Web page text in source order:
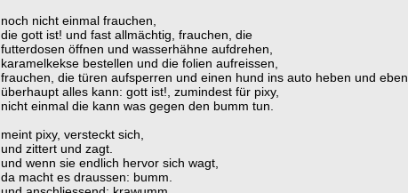
noch nicht einmal frauchen,
die gott ist! und fast allmächtig, frauchen, die
futterdosen öffnen und wasserhähne aufdrehen,
karamelkekse bestellen und die folien aufreissen,
frauchen, die türen aufsperren und einen hund ins auto heben und eben
überhaupt alles kann: gott ist!, zumindest für pixy,
nicht einmal die kann was gegen den bumm tun.
meint pixy, versteckt sich,
und zittert und zagt.
und wenn sie endlich hervor sich wagt,
da macht es draussen: bumm.